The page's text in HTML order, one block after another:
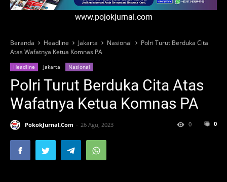
www.pojokjurnal.com
Beranda Headline Jakarta Nasional
Polri Turut Berduka Cita
Atas Wafatnya Ketua Komnas PA
Headline Jakarta Nasional
Polri Turut Berduka Cita Atas
Wafatnya Ketua Komnas PA
PokokJurnal.Com 26 Agu, 2023 0
0